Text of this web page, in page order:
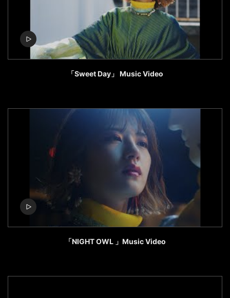
「Sweet Day」 Music Video
「NIGHT OWL 」Music Video